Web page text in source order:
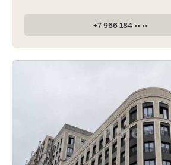
+7 966 184 •• ••